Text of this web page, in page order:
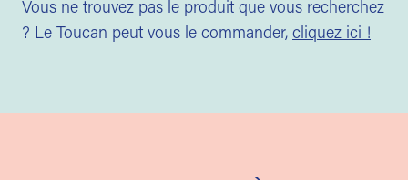
Vous ne trouvez pas le produit que vous recherchez
? Le Toucan peut vous le commander, cliquez ici !